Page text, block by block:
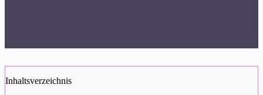
Inhaltsverzeichnis